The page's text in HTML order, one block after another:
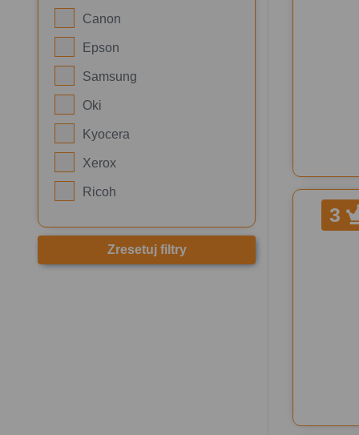
Canon
Epson
Samsung
Oki
Kyocera
Xerox
Ricoh
Zresetuj filtry
3